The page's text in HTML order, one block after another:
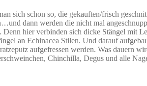
sich schon so, die gekauften/frisch
dann werden die nicht mal
Denn hier verbinden sich dicke Stängel mit
an Echinacea Stilen. Und darauf
aufgefressen werden. Was dauern
Chinchilla, Degus und alle